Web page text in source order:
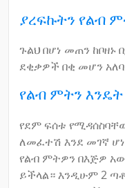
ያረፍኩትን የልብ
ጉልህ በሆነ መጠን ከቦዘኑ
ደቂቃዎች በቂ መሆን
የልብ ምትን
የደም ፍሰቱ
ለመፈተሽ እንደ መገኛ
የልብ ምትዎን በእጅዎ
ይችላል። እንዲሁም 2